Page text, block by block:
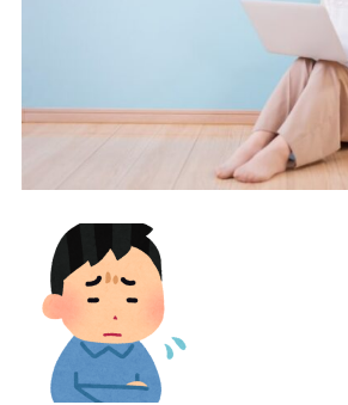
基本情報技術者・CCNA 比較③ 給料面
どちらの試験も「資格取得後」が重要！！
どんな資格にチャレンジすればいいのか？